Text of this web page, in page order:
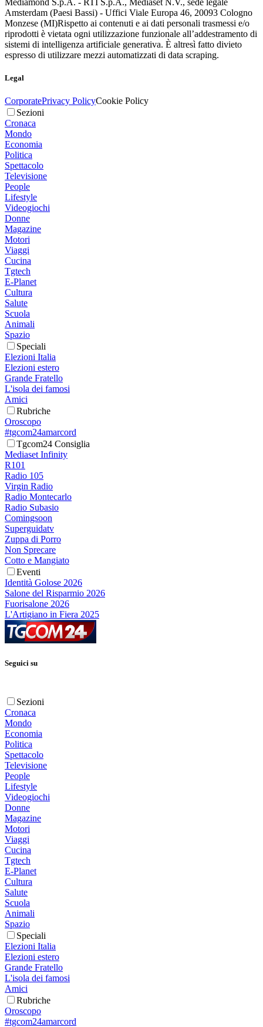
Amsterdam (Paesi Bassi) - Uffici Viale Europa 46, 20093 Cologno
Monzese (MI)Rispetto ai contenuti e ai dati personali trasmessi e/o
riprodotti è vietata ogni utilizzazione funzionale all’addestramento di
sistemi di intelligenza artificiale generativa. È altresì fatto divieto
espresso di utilizzare mezzi automatizzati di data scraping.
Legal
CorporatePrivacy PolicyCookie Policy
Sezioni
Cronaca
Mondo
Economia
Politica
Spettacolo
Televisione
People
Lifestyle
Videogiochi
Donne
Magazine
Motori
Viaggi
Cucina
Tgtech
E-Planet
Cultura
Salute
Scuola
Animali
Spazio
Speciali
Elezioni Italia
Elezioni estero
Grande Fratello
L'isola dei famosi
Amici
Rubriche
Oroscopo
#tgcom24amarcord
Tgcom24 Consiglia
Mediaset Infinity
R101
Radio 105
Virgin Radio
Radio Montecarlo
Radio Subasio
Comingsoon
Superguidatv
Zuppa di Porro
Non Sprecare
Cotto e Mangiato
Eventi
Identità Golose 2026
Salone del Risparmio 2026
Fuorisalone 2026
L'Artigiano in Fiera 2025
Seguici su
Sezioni
Cronaca
Mondo
Economia
Politica
Spettacolo
Televisione
People
Lifestyle
Videogiochi
Donne
Magazine
Motori
Viaggi
Cucina
Tgtech
E-Planet
Cultura
Salute
Scuola
Animali
Spazio
Speciali
Elezioni Italia
Elezioni estero
Grande Fratello
L'isola dei famosi
Amici
Rubriche
Oroscopo
#tgcom24amarcord